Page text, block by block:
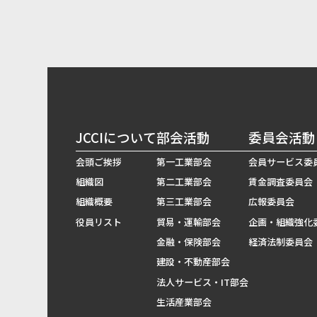
JCCIについて
会頭ご挨拶
組織図
組織概要
役員リスト
部会活動
第一工業部会
第二工業部会
第三工業部会
貿易・運輸部会
金融・保険部会
建設・不動産部会
法人サービス・IT部会
生活産業部会
委員会活動
会員サービス委
賃金調査委員会
広報委員会
企画・組織強化
経済法制委員会